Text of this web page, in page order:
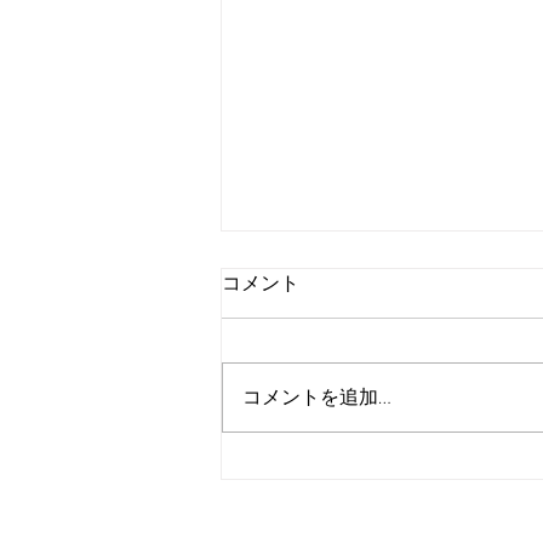
七夕リトミック
コメント
コメントを追加…